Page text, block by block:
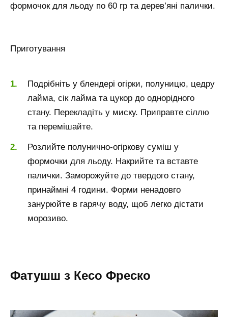
формочок для льоду по 60 гр та дерев’яні палички.
Приготування
Подрібніть у блендері огірки, полуницю, цедру
лайма, сік лайма та цукор до однорідного
стану. Перекладіть у миску. Приправте сіллю
та перемішайте.
Розлийте полунично-огіркову суміш у
формочки для льоду. Накрийте та вставте
палички. Заморожуйте до твердого стану,
принаймні 4 години. Форми ненадовго
занурюйте в гарячу воду, щоб легко дістати
морозиво.
Фатушш з Кесо Фреско